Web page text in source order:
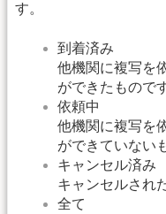
す。
到着済み
他機関に複写を
ができたもので
依頼中
他機関に複写を
ができていない
キャンセル済み
キャンセルされ
全て